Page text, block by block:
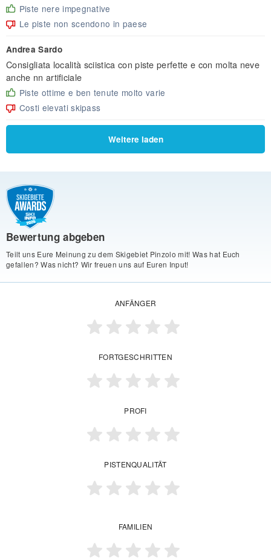
Piste nere impegnative
Le piste non scendono in paese
Andrea Sardo
Consigliata località sciistica con piste perfette e con molta neve
anche nn artificiale
Piste ottime e ben tenute molto varie
Costi elevati skipass
Weitere laden
Bewertung abgeben
Teilt uns Eure Meinung zu dem Skigebiet Pinzolo mit! Was hat Euch
gefallen? Was nicht? Wir freuen uns auf Euren Input!
ANFÄNGER
FORTGESCHRITTEN
PROFI
PISTENQUALITÄT
FAMILIEN